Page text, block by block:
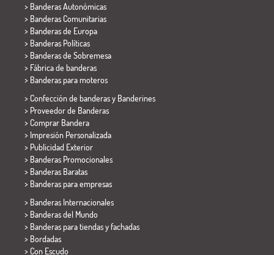
> Banderas Autonómicas
> Banderas Comunitarias
> Banderas de Europa
> Banderas Políticas
> Banderas de Sobremesa
> Fábrica de banderas
> Banderas para moteros
> Confección de banderas y Banderines
> Proveedor de Banderas
> Comprar Bandera
> Impresión Personalizada
> Publicidad Exterior
> Banderas Promocionales
> Banderas Baratas
> Banderas para empresas
> Banderas Internacionales
> Banderas del Mundo
> Banderas para tiendas y fachadas
> Bordadas
> Con Escudo